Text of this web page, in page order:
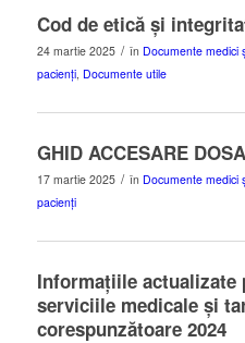
Cod de etică și
24 martie 2025 / în Documente medici
pacienți, Documente utile
GHID ACCESARE
17 martie 2025 / în Documente medici
pacienți
Informaţiile actualizate
serviciile medicale şi
corespunzătoare 2024